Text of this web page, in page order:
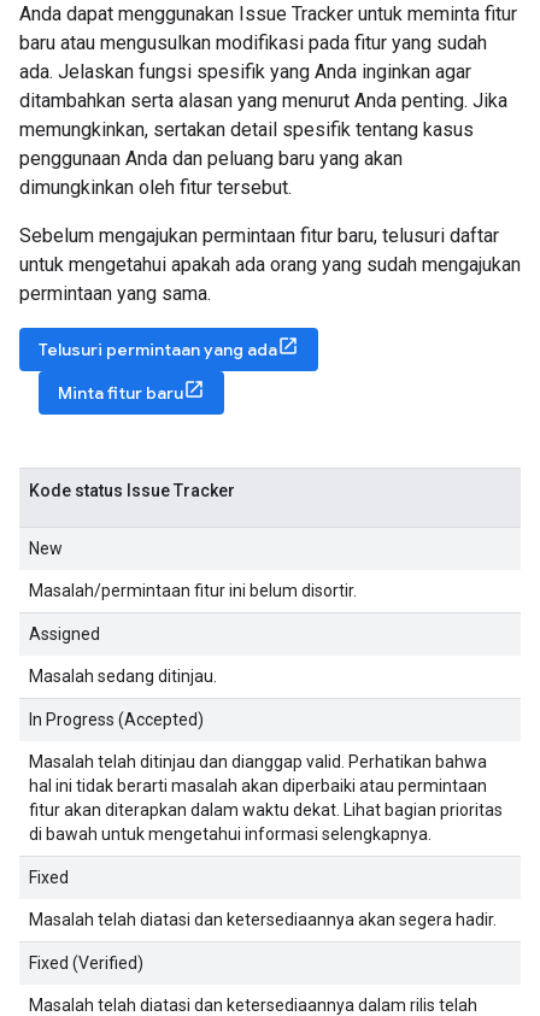
Anda dapat menggunakan Issue Tracker untuk meminta fitur
baru atau mengusulkan modifikasi pada fitur yang sudah
ada. Jelaskan fungsi spesifik yang Anda inginkan agar
ditambahkan serta alasan yang menurut Anda penting. Jika
memungkinkan, sertakan detail spesifik tentang kasus
penggunaan Anda dan peluang baru yang akan
dimungkinkan oleh fitur tersebut.
Sebelum mengajukan permintaan fitur baru, telusuri daftar
untuk mengetahui apakah ada orang yang sudah mengajukan
permintaan yang sama.
Telusuri permintaan yang ada
Minta fitur baru
Kode status Issue Tracker
New
Masalah/permintaan fitur ini belum disortir.
Assigned
Masalah sedang ditinjau.
In Progress (Accepted)
Masalah telah ditinjau dan dianggap valid. Perhatikan bahwa
hal ini tidak berarti masalah akan diperbaiki atau permintaan
fitur akan diterapkan dalam waktu dekat. Lihat bagian prioritas
di bawah untuk mengetahui informasi selengkapnya.
Fixed
Masalah telah diatasi dan ketersediaannya akan segera hadir.
Fixed (Verified)
Masalah telah diatasi dan ketersediaannya dalam rilis telah